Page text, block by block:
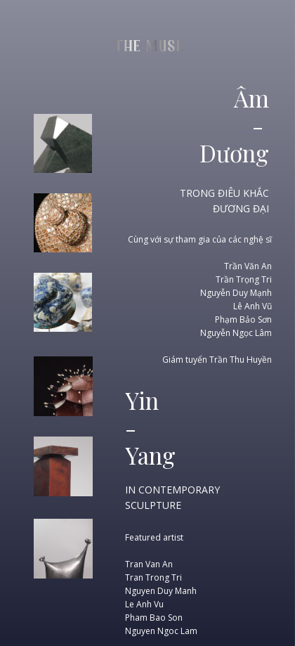
Yin
-
Yang
IN CONTEMPORARY
SCULPTURE
Featured artist
Tran Van An
Tran Trong Tri
Nguyen Duy Manh
Le Anh Vu
Pham Bao Son
Nguyen Ngoc Lam
Âm
-
Dương
TRONG ĐIÊU KHẮC
ĐƯƠNG ĐẠI
Cùng với sự tham gia của các nghệ sĩ
Trần Văn An
Trần Trọng Tri
Nguyễn Duy Mạnh
Lê Anh Vũ
Phạm Bảo Sơn
Nguyễn Ngọc Lâm
Giám tuyển Trần Thu Huyền